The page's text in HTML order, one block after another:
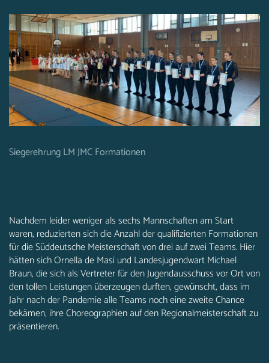
Siegerehrung LM JMC Formationen
Nachdem leider weniger als sechs Mannschaften am Start
waren, reduzierten sich die Anzahl der qualifizierten Formationen
für die Süddeutsche Meisterschaft von drei auf zwei Teams. Hier
hätten sich Ornella de Masi und Landesjugendwart Michael
Braun, die sich als Vertreter für den Jugendausschuss vor Ort von
den tollen Leistungen überzeugen durften, gewünscht, dass im
Jahr nach der Pandemie alle Teams noch eine zweite Chance
bekämen, ihre Choreographien auf den Regionalmeisterschaft zu
präsentieren.